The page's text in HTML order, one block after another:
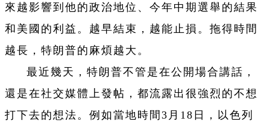
來越影響到他的政治地位、今年中期選舉的結果
和美國的利益。越早結束，越能止損。拖得時間
越長，特朗普的麻煩越大。
最近幾天，特朗普不管是在公開場合講話，
還是在社交媒體上發帖，都流露出很強烈的不想
打下去的想法。例如當地時間3月18日，以色列